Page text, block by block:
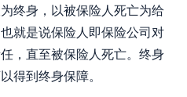
身，以被保险人死亡为给
就是说保险人即保险公司对
，直至被保险人死亡。终身
得到终身保障。